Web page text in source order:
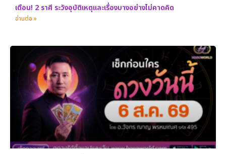
เตือน! 2 ราศี ระวังอุบัติเหตุและเรื่องบางอย่างไม่คาดคิด
อ่านต่อ »